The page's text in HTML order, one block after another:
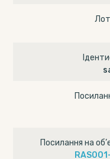
Посилання на